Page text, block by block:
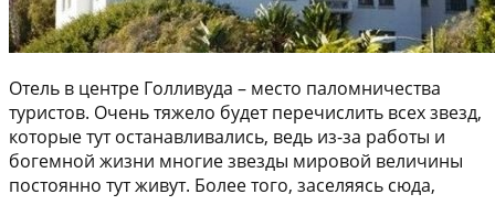
Отель в центре Голливуда – место паломничества
туристов. Очень тяжело будет перечислить всех звезд,
которые тут останавливались, ведь из-за работы и
богемной жизни многие звезды мировой величины
постоянно тут живут. Более того, заселяясь сюда,